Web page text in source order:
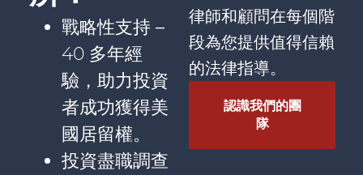
戰略性支持 –
40 多年經
驗，助力投資
者成功獲得美
國居留權。
投資盡職調查
律師和顧問在每個階
段為您提供值得信賴
的法律指導。
認識我們的團
隊